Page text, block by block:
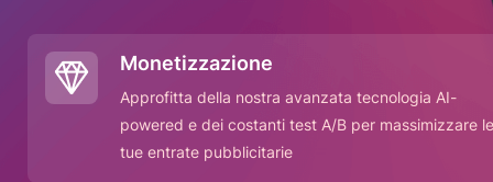
Monetizzazione
Approfitta della nostra avanzata tecnologia AI-
powered e dei costanti test A/B per massimizzare le
tue entrate pubblicitarie